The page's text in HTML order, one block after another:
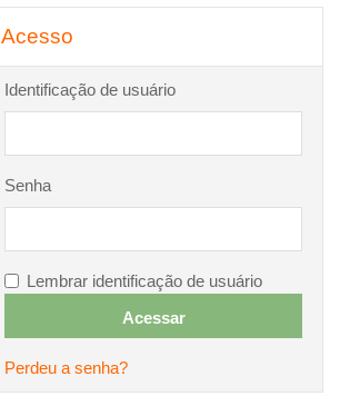
Acesso
Identificação de usuário
Senha
Lembrar identificação de usuário
Perdeu a senha?